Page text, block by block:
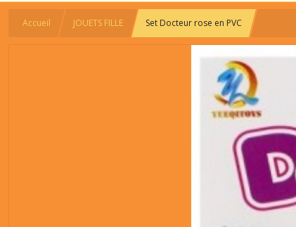
Accueil JOUETS FILLE Set Docteur rose en PVC